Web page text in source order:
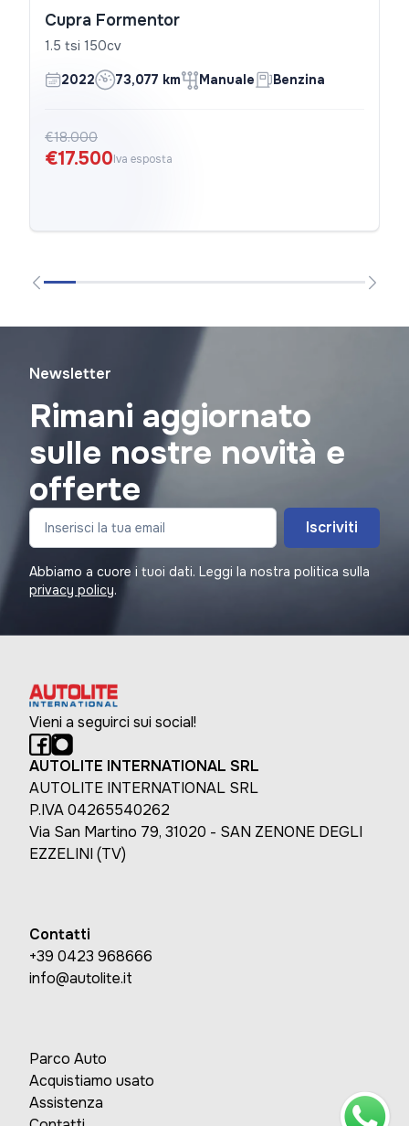
Cupra Formentor
1.5 tsi 150cv
2022 73,077 km Manuale Benzina
€18.000
€17.500Iva esposta
Newsletter
Rimani aggiornato
sulle nostre novità e
offerte
Iscriviti
Abbiamo a cuore i tuoi dati. Leggi la nostra politica sulla
privacy policy.
Vieni a seguirci sui social!
AUTOLITE INTERNATIONAL SRL
AUTOLITE INTERNATIONAL SRL
P.IVA 04265540262
Via San Martino 79, 31020 - SAN ZENONE DEGLI
EZZELINI (TV)
Contatti
+39 0423 968666
info@autolite.it
Parco Auto
Acquistiamo usato
Assistenza